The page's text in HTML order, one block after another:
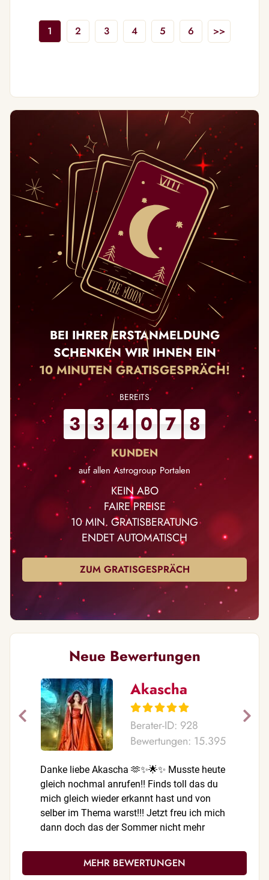
1 2 3 4 5 6 >>
BEI IHRER ERSTANMELDUNG
SCHENKEN WIR IHNEN EIN
10 MINUTEN GRATISGESPRÄCH!
3 3 4 0 7 8
auf allen Astrogroup Portalen
KEIN ABO
FAIRE PREISE
10 MIN. GRATISBERATUNG
ENDET AUTOMATISCH
ZUM GRATISGESPRÄCH
Neue Bewertungen
Akascha
Berater-ID: 928
Bewertungen: 15.395
Danke liebe Akascha 🫶✨🌟✨ Musste heute
gleich nochmal anrufen!! Finds toll das du
mich gleich wieder erkannt hast und von
selber im Thema warst!!! Jetzt freu ich mich
dann doch das der Sommer nicht mehr
Empfehle dich gerne weiter 👌
MEHR BEWERTUNGEN